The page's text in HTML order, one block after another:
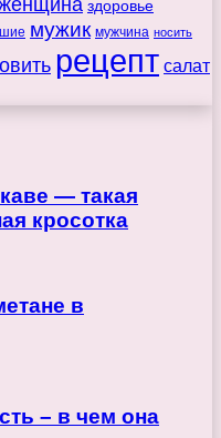
здоровье
мужик мужчина носить
рецепт салат
— такая
кросотка
в
– в чем она